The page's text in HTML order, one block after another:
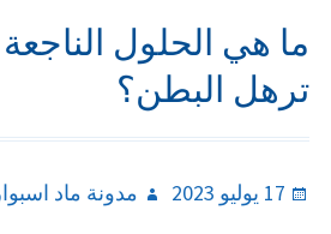
ما هي الحلول
ترهل البطن؟
Posted
17 يوليو 2023 Author
مدونة ماد